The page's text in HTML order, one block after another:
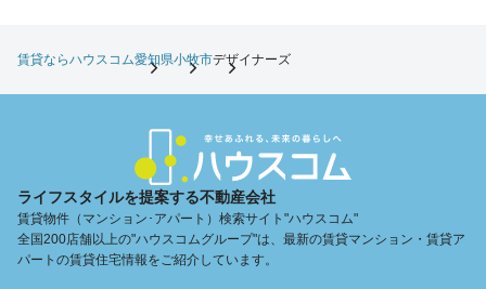
賃貸ならハウスコム愛知県小牧市デザイナーズ
ライフスタイルを提案する不動産会社
賃貸物件（マンション･アパート）検索サイト"ハウスコム"
全国200店舗以上の"ハウスコムグループ"は、最新の賃貸マンション・賃貸ア
パートの賃貸住宅情報をご紹介しています。